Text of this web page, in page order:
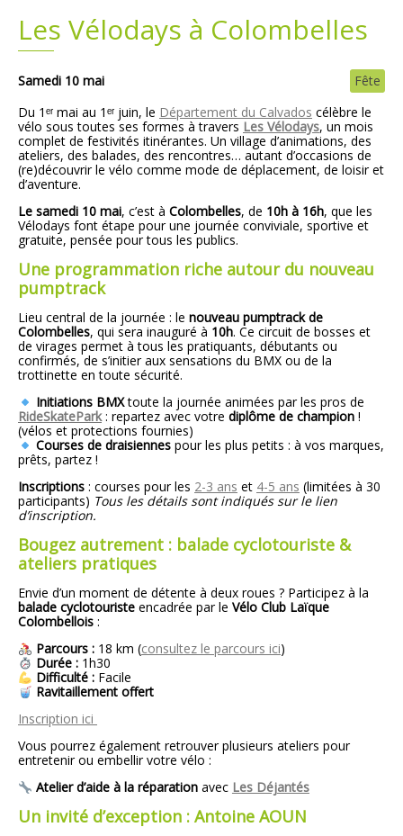
Les Vélodays à Colombelles
Samedi 10 mai
Fête
Du 1ᵉʳ mai au 1ᵉʳ juin, le Département du Calvados célèbre le
vélo sous toutes ses formes à travers Les Vélodays, un mois
complet de festivités itinérantes. Un village d’animations, des
ateliers, des balades, des rencontres… autant d’occasions de
(re)découvrir le vélo comme mode de déplacement, de loisir et
d’aventure.
Le samedi 10 mai, c’est à Colombelles, de 10h à 16h, que les
Vélodays font étape pour une journée conviviale, sportive et
gratuite, pensée pour tous les publics.
Une programmation riche autour du nouveau
pumptrack
Lieu central de la journée : le nouveau pumptrack de
Colombelles, qui sera inauguré à 10h. Ce circuit de bosses et
de virages permet à tous les pratiquants, débutants ou
confirmés, de s’initier aux sensations du BMX ou de la
trottinette en toute sécurité.
Initiations BMX toute la journée animées par les pros de
RideSkatePark: repartez avec votre diplôme de champion !
(vélos et protections fournies)
Courses de draisiennespour les plus petits : à vos marques,
prêts, partez !
Inscriptions : courses pour les 2-3 ans et 4-5 ans (limitées à 30
participants) Tous les détails sont indiqués sur le lien
d’inscription.
Bougez autrement : balade cyclotouriste &
ateliers pratiques
Envie d’un moment de détente à deux roues ? Participez à la
balade cyclotouriste encadrée par le Vélo Club Laïque
Colombellois :
Parcours :18 km (consultez le parcours ici)
Durée :1h30
Difficulté :Facile
Ravitaillement offert
Inscription ici
Vous pourrez également retrouver plusieurs ateliers pour
entretenir ou embellir votre vélo :
Atelier d’aide à la réparationavec Les Déjantés
Un invité d’exception : Antoine AOUN
Plans
Demandes légales
Emploi
Marchés publics
Grands projets